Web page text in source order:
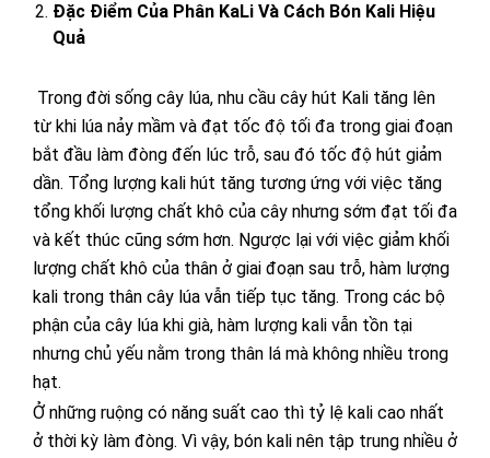
Đặc Điểm Của Phân KaLi Và Cách Bón Kali Hiệu
Quả
Trong đời sống cây lúa, nhu cầu cây hút Kali tăng lên
từ khi lúa nảy mầm và đạt tốc độ tối đa trong giai đoạn
bắt đầu làm đòng đến lúc trỗ, sau đó tốc độ hút giảm
dần. Tổng lượng kali hút tăng tương ứng với việc tăng
tổng khối lượng chất khô của cây nhưng sớm đạt tối đa
và kết thúc cũng sớm hơn. Ngược lại với việc giảm khối
lượng chất khô của thân ở giai đoạn sau trỗ, hàm lượng
kali trong thân cây lúa vẫn tiếp tục tăng. Trong các bộ
phận của cây lúa khi già, hàm lượng kali vẫn tồn tại
nhưng chủ yếu nằm trong thân lá mà không nhiều trong
hạt.
Ở những ruộng có năng suất cao thì tỷ lệ kali cao nhất
ở thời kỳ làm đòng. Vì vậy, bón kali nên tập trung nhiều ở